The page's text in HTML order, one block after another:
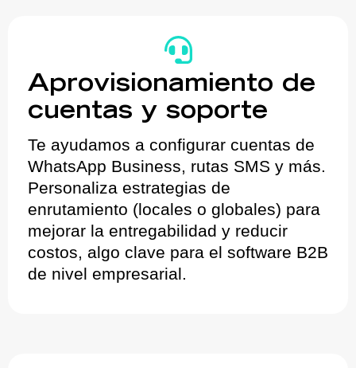
Aprovisionamiento de
cuentas y soporte
Te ayudamos a configurar cuentas de
WhatsApp Business, rutas SMS y más.
Personaliza estrategias de
enrutamiento (locales o globales) para
mejorar la entregabilidad y reducir
costos, algo clave para el software B2B
de nivel empresarial.